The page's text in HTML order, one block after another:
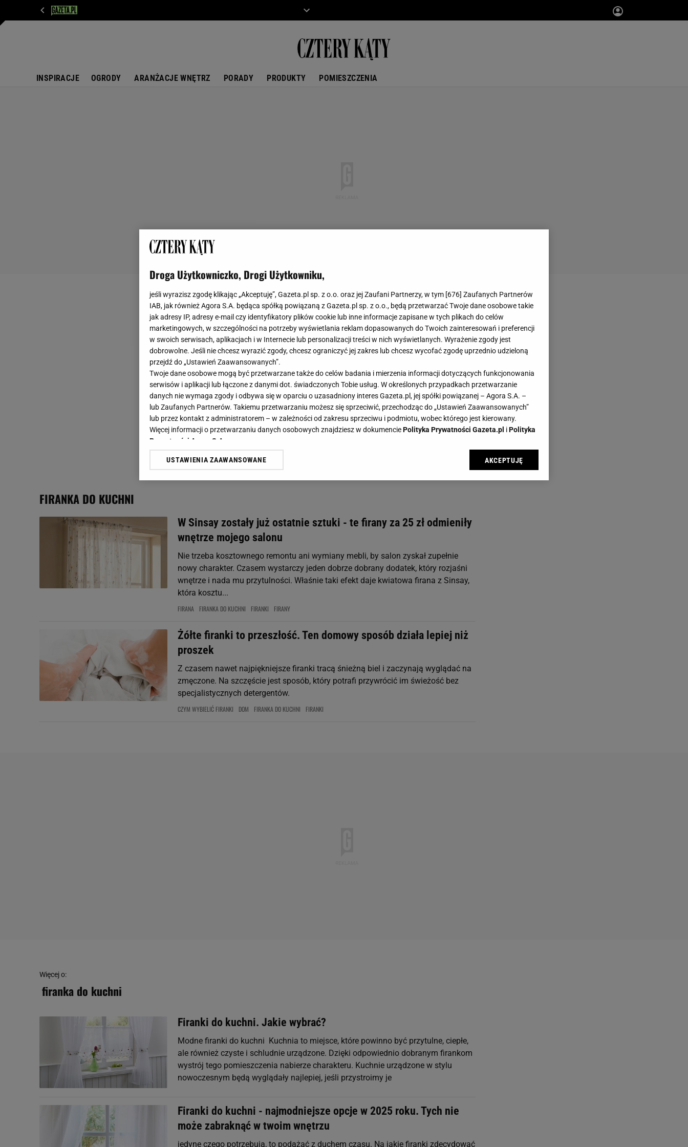
INSPIRACJE OGRODY ARANŻACJE WNĘTRZ PORADY PRODUKTY POMIESZCZENIA
FIRANKA DO KUCHNI
W Sinsay zostały już ostatnie sztuki - te firany za 25 zł odmieniły
wnętrze mojego salonu
Nie trzeba kosztownego remontu ani wymiany mebli, by salon zyskał zupełnie
nowy charakter. Czasem wystarczy jeden dobrze dobrany dodatek, który rozjaśni
wnętrze i nada mu przytulności. Właśnie taki efekt daje kwiatowa firana z Sinsay,
która kosztu...
FIRANA FIRANKA DO KUCHNI FIRANKI FIRANY
Żółte firanki to przeszłość. Ten domowy sposób działa lepiej niż
proszek
Z czasem nawet najpiękniejsze firanki tracą śnieżną biel i zaczynają wyglądać na
zmęczone. Na szczęście jest sposób, który potrafi przywrócić im świeżość bez
specjalistycznych detergentów.
CZYM WYBIELIĆ FIRANKI DOM FIRANKA DO KUCHNI FIRANKI
Więcej o:
firanka do kuchni
Firanki do kuchni. Jakie wybrać?
Modne firanki do kuchni Kuchnia to miejsce, które powinno być przytulne, ciepłe,
ale również czyste i schludnie urządzone. Dzięki odpowiednio dobranym firankom
wystrój tego pomieszczenia nabierze charakteru. Kuchnie urządzone w stylu
nowoczesnym będą wyglądały najlepiej, jeśli przystroimy je
Firanki do kuchni - najmodniejsze opcje w 2025 roku. Tych nie
może zabraknąć w twoim wnętrzu
jedyne czego potrzebują, to podążać z duchem czasu. Na jakie firanki zdecydować
Droga Użytkowniczko, Drogi Użytkowniku,
jeśli wyrazisz zgodę klikając „Akceptuję”, Gazeta.pl sp. z o.o. oraz jej Zaufani Partnerzy, w tym [676] Zaufanych Partnerów
IAB, jak również Agora S.A. będąca spółką powiązaną z Gazeta.pl sp. z o.o., będą przetwarzać Twoje dane osobowe takie
jak adresy IP, adresy e-mail czy identyfikatory plików cookie lub inne informacje zapisane w tych plikach do celów
marketingowych, w szczególności na potrzeby wyświetlania reklam dopasowanych do Twoich zainteresowań i preferencji
w swoich serwisach, aplikacjach i w Internecie lub personalizacji treści w nich wyświetlanych. Wyrażenie zgody jest
dobrowolne. Jeśli nie chcesz wyrazić zgody, chcesz ograniczyć jej zakres lub chcesz wycofać zgodę uprzednio udzieloną
przejdź do „Ustawień Zaawansowanych”.
Twoje dane osobowe mogą być przetwarzane także do celów badania i mierzenia informacji dotyczących funkcjonowania
serwisów i aplikacji lub łączone z danymi dot. świadczonych Tobie usług. W określonych przypadkach przetwarzanie
danych nie wymaga zgody i odbywa się w oparciu o uzasadniony interes Gazeta.pl, jej spółki powiązanej – Agora S.A. –
lub Zaufanych Partnerów. Takiemu przetwarzaniu możesz się sprzeciwić, przechodząc do „Ustawień Zaawansowanych”
lub przez kontakt z administratorem – w zależności od zakresu sprzeciwu i podmiotu, wobec którego jest kierowany.
Więcej informacji o przetwarzaniu danych osobowych znajdziesz w dokumenciePolityka Prywatności Gazeta.pl iPolityka
Prywatności Agora S.A.
Klikając „Akceptuję” wyrażasz też zgodę na zainstalowanie i przechowywanie plików cookie Gazeta.pl sp. z o.o., jej
My, nasi Zaufani Partnerzy i Agora S.A. możemy przetwarzać dane osobowe w następujących celach:
Użycie dokładnych danych geolokalizacyjnych. Aktywne skanowanie charakterystyki urządzenia do celów identyfikacji.
Przechowywanie informacji na urządzeniu lub dostęp do nich. Spersonalizowane reklamy i treści, pomiar reklam i treści,
badnie odbiorców i ulepszanie usług.
Lista Zaufanych Partnerów
USTAWIENIA ZAAWANSOWANE AKCEPTUJĘ